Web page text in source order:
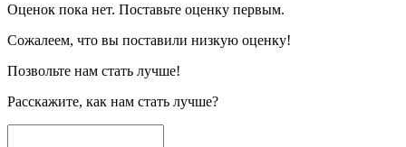
Оценок пока нет. Поставьте оценку первым.
Сожалеем, что вы поставили низкую оценку!
Позвольте нам стать лучше!
Расскажите, как нам стать лучше?